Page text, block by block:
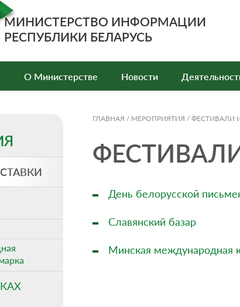
МИНИСТЕРСТВО ИНФОРМАЦИИ
РЕСПУБЛИКИ БЕЛАРУСЬ
О Министерстве Новости
ГЛАВНАЯ / МЕРОПРИЯТИЯ / ФЕСТИВАЛИ
День белорусской
Славянский базар
Минская международная